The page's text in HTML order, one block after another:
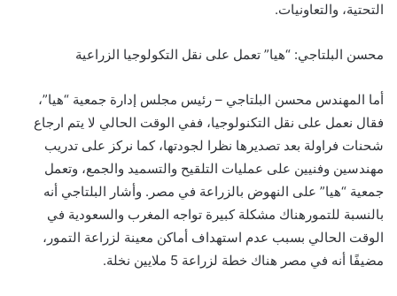
التحتية، والتعاونيات.
محسن البلتاجي: “هيا” تعمل على نقل التكولوجيا الزراعية
أما المهندس محسن البلتاجي – رئيس مجلس إدارة جمعية “هيا”،
فقال نعمل على نقل التكنولوجيا، ففي الوقت الحالي لا يتم ارجاع
شحنات فراولة بعد تصديرها نظرا لجودتها، كما نركز على تدريب
مهندسين وفنيين على عمليات التلقيح والتسميد والجمع، وتعمل
جمعية “هيا” على النهوض بالزراعة في مصر. وأشار البلتاجي أنه
بالنسبة للتمورهناك مشكلة كبيرة تواجه المغرب والسعودية في
الوقت الحالي بسبب عدم استهداف أماكن معينة لزراعة التمور،
مضيفًا أنه في مصر هناك خطة لزراعة 5 ملايين نخلة
.